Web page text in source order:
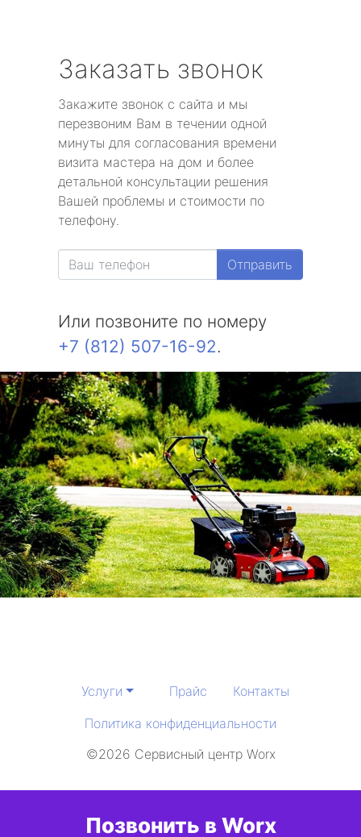
Заказать звонок
Закажите звонок с сайта и мы
перезвоним Вам в течении одной
минуты для согласования времени
визита мастера на дом и более
детальной консультации решения
Вашей проблемы и стоимости по
телефону.
Отправить
Или позвоните по номеру
+7 (812) 507-16-92.
Услуги Прайс
Контакты
Политика конфиденциальности
©2026 Сервисный центр Worx
Позвонить в Worx